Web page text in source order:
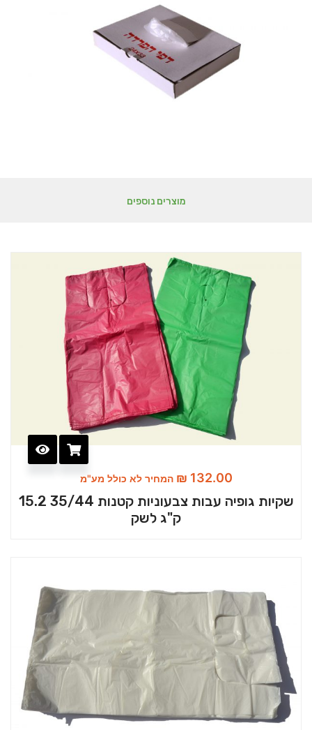
מוצרים נוספים
₪ 132.00 המחיר לא כולל מע"מ
שקיות גופיה עבות צבעוניות קטנות 35/44 15.2
ק"ג לשק